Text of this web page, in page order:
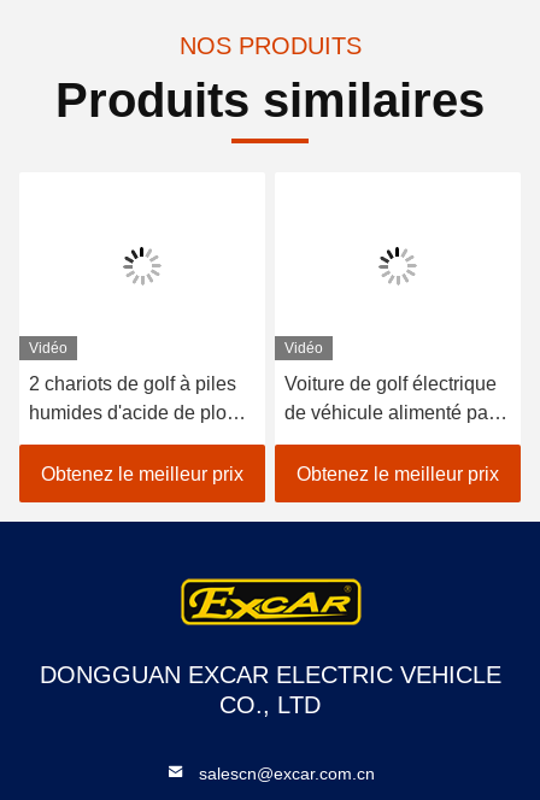
NOS PRODUITS
Produits similaires
Vidéo
2 chariots de golf à piles
humides d'acide de plomb
de sièges/golf avec des
erreurs électrique de
voiture
Obtenez le meilleur prix
Vidéo
Voiture de golf électrique
de véhicule alimenté par
batterie au lithium 48V
EXCAR A1S6 + 2 blanc
Obtenez le meilleur prix
DONGGUAN EXCAR ELECTRIC VEHICLE
CO., LTD
salescn@excar.com.cn